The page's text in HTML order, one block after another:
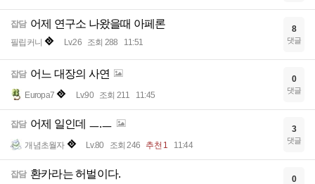
잡담 어제 연구소 나왔을때 아페론
필립커니 Lv.26 조회 288 11:51
8
댓글
잡담 어느 대장의 사연
Europa7 Lv.90 조회 211 11:45
0
댓글
잡담 어제 일인데 ㅡ.ㅡ
개념초월자 Lv.80 조회 246 추천 1 11:44
3
댓글
잡담 환카라는 허벌이다. 0